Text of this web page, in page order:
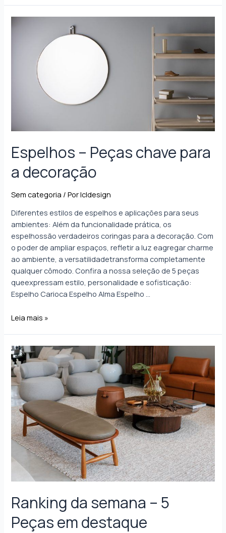
Espelhos – Peças chave para
a decoração
Sem categoria / Porlcldesign
Diferentes estilos de espelhos e aplicações para seus
ambientes: Além da funcionalidade prática, os
espelhossão verdadeiros coringas para a decoração. Com
o poder de ampliar espaços, refletir a luz eagregar charme
ao ambiente, a versatilidadetransforma completamente
qualquer cômodo. Confira a nossa seleção de 5 peças
queexpressam estilo, personalidade e sofisticação:
Espelho Carioca Espelho Alma Espelho …
Leia mais »
Ranking da semana – 5
Peças em destaque